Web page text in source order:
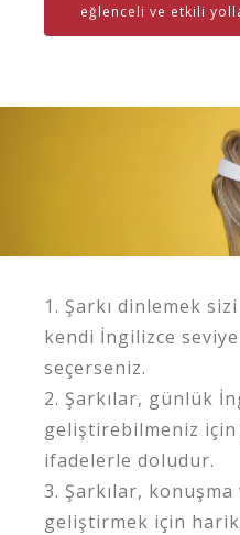
eğlenceli ve etkili
1. Şarkı dinlemek
kendi İngilizce
seçerseniz.
2. Şarkılar, günlük
geliştirebilmeniz için
ifadelerle doludur.
3. Şarkılar,
geliştirmek için